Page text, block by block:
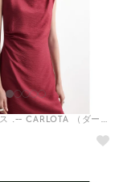
ミニワンピース .-- CARLOTA （ダークレッド）